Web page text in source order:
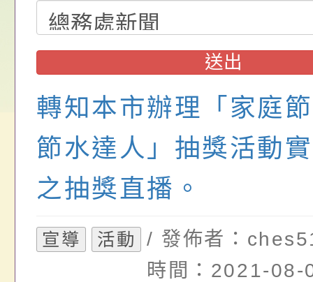
前教育署辦理性別平
置課程與教學人才庫
畫」一案， 請教師
請，請查照。
施問答集
轉知:桃園市交通局
減碳存摺2.0」全民
桃園市政府家庭教育
年度祖孫樂淘桃－祖
祝活動」海報電子檔
位協助鼓勵所屬同仁
關（構）、學校、民
名參加，請查照
轉知有關銓敘部建置
員退休所得重審後實
算器」，公立學校退
亦可利用
檢送財團法人台灣優
發展協會辦理115年
看國產豬肉生產流程
一案，請查照。
送出
轉知本市辦理「家庭
節水達人」抽獎活動
之抽獎直播。
宣導 活動
/ 發佈者：
時間：2021-08-